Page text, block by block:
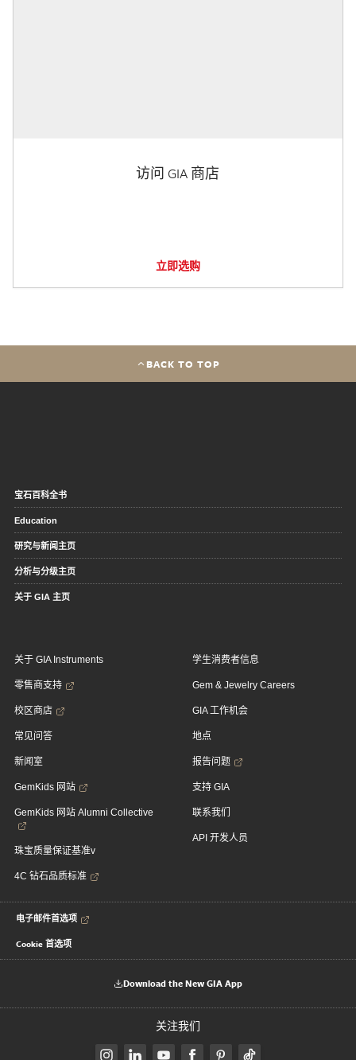
访问 GIA 商店
立即选购
BACK TO TOP
宝石百科全书
Education
研究与新闻主页
分析与分级主页
关于 GIA 主页
关于 GIA Instruments
零售商支持
校区商店
常见问答
新闻室
GemKids 网站
GemKids 网站 Alumni Collective
珠宝质量保证基准v
4C 钻石品质标准
学生消费者信息
Gem & Jewelry Careers
GIA 工作机会
地点
报告问题
支持 GIA
联系我们
API 开发人员
电子邮件首选项
Cookie 首选项
Download the New GIA App
关注我们